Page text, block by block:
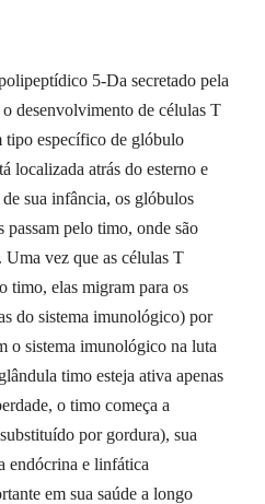
5-Da secretado pela
desenvolvimento de células T
tipo específico de glóbulo
localizada atrás do esterno e
sua infância, os glóbulos
pelo timo, onde são
Uma vez que as células T
timo, elas migram para os
do sistema imunológico) por
o sistema imunológico na luta
timo esteja ativa apenas
o timo começa a
por gordura), sua
endócrina e linfática
em sua saúde a longo